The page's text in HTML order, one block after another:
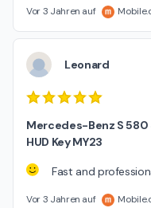
Vor 3 Jahren auf
Leonard
Mercedes-Benz S 580
HUD Key MY23
Fast and
Vor 3 Jahren auf